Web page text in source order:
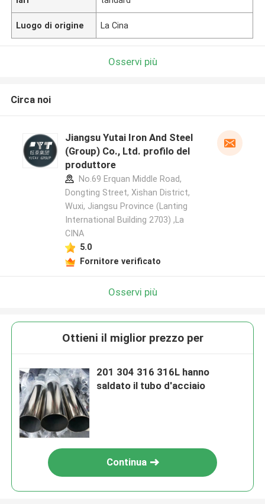
Luogo di origine La Cina
Osservi più
Circa noi
Jiangsu Yutai Iron And Steel
(Group) Co., Ltd. profilo del
produttore
No.69 Erquan Middle Road,
Dongting Street, Xishan District,
Wuxi, Jiangsu Province (Lanting
International Building 2703) ,La
CINA
5.0
Fornitore verificato
Osservi più
Ottieni il miglior prezzo per
201 304 316 316L hanno
saldato il tubo d'acciaio
Continua